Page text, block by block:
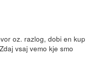
oz. razlog, dobi en kup
vsaj vemo kje smo